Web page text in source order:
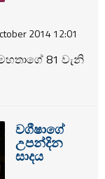
2014 12:01
81 වැනි
වගීෂාගේ
උපන්දින
සාදය